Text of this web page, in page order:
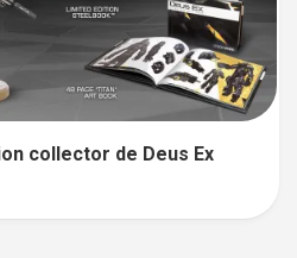
collector de Deus Ex